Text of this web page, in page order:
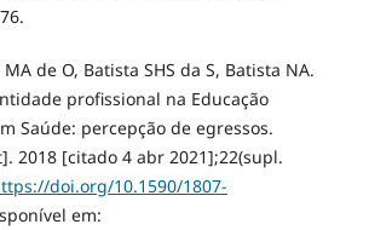
MA de O, Batista SHS da S, Batista NA.
profissional na Educação
Saúde: percepção de egressos.
2018 [citado 4 abr 2021];22(supl.
doi.org/10.1590/1807-
em: